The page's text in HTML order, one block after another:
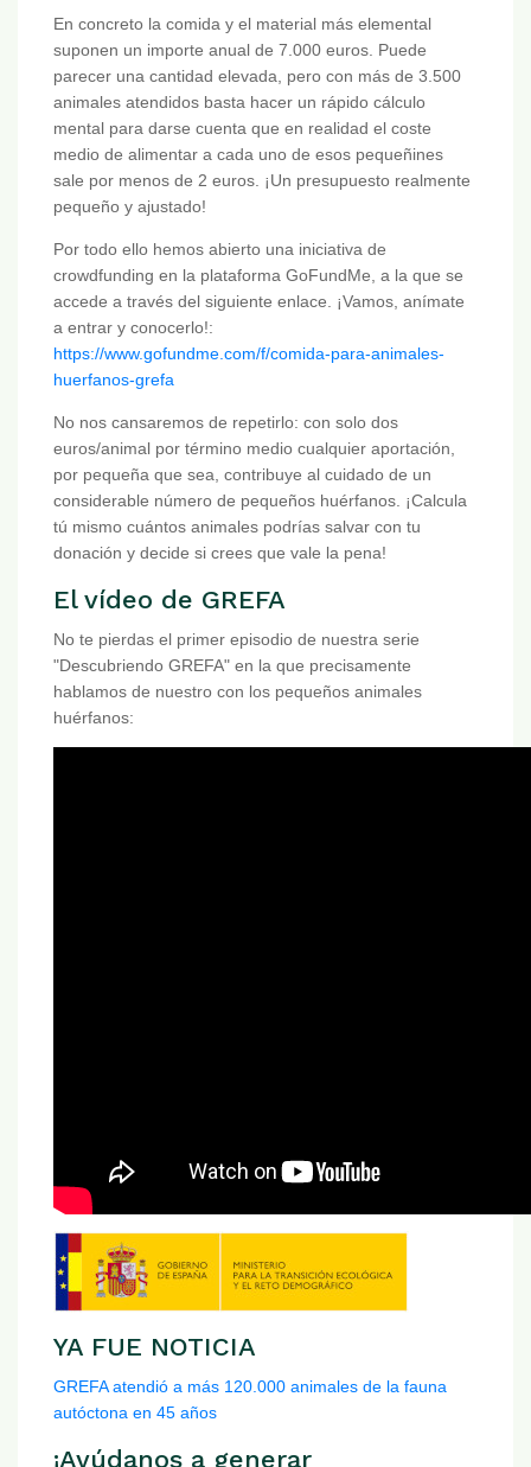
En concreto la comida y el material más elemental
suponen un importe anual de 7.000 euros. Puede
parecer una cantidad elevada, pero con más de 3.500
animales atendidos basta hacer un rápido cálculo
mental para darse cuenta que en realidad el coste
medio de alimentar a cada uno de esos pequeñines
sale por menos de 2 euros. ¡Un presupuesto realmente
pequeño y ajustado!
Por todo ello hemos abierto una iniciativa de
crowdfunding en la plataforma GoFundMe, a la que se
accede a través del siguiente enlace. ¡Vamos, anímate
a entrar y conocerlo!:
https://www.gofundme.com/f/comida-para-animales-
huerfanos-grefa
No nos cansaremos de repetirlo: con solo dos
euros/animal por término medio cualquier aportación,
por pequeña que sea, contribuye al cuidado de un
considerable número de pequeños huérfanos. ¡Calcula
tú mismo cuántos animales podrías salvar con tu
donación y decide si crees que vale la pena!
El vídeo de GREFA
No te pierdas el primer episodio de nuestra serie
"Descubriendo GREFA" en la que precisamente
hablamos de nuestro con los pequeños animales
huérfanos:
YA FUE NOTICIA
GREFA atendió a más 120.000 animales de la fauna
autóctona en 45 años
¡Ayúdanos a generar